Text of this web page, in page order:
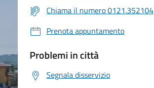
Chiama il numero 0121.352104
Prenota appuntamento
Problemi in città
Segnala disservizio